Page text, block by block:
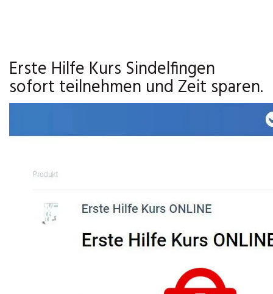
Erste Hilfe Kurs Sindelfingen
sofort teilnehmen und Zeit sparen.